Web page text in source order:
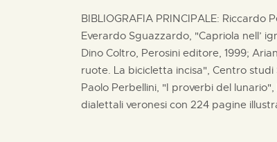
BIBLIOGRAFIA PRINCIPALE: Riccardo
Everardo Sguazzardo, "Capriola nell’
Dino Coltro, Perosini editore, 1999;
ruote. La bicicletta incisa", Centro studi
Paolo Perbellini, "I proverbi del
dialettali veronesi con 224 pagine